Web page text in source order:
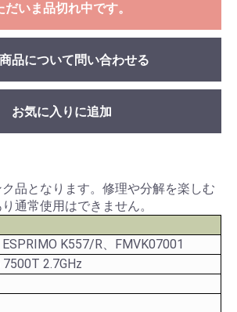
だいま品切れ中です。
品について問い合わせる
お気に入りに追加
品となります。修理や分解を楽しむ
通常使用はできません。
K557/R、FMVK07001
7500T 2.7GHz